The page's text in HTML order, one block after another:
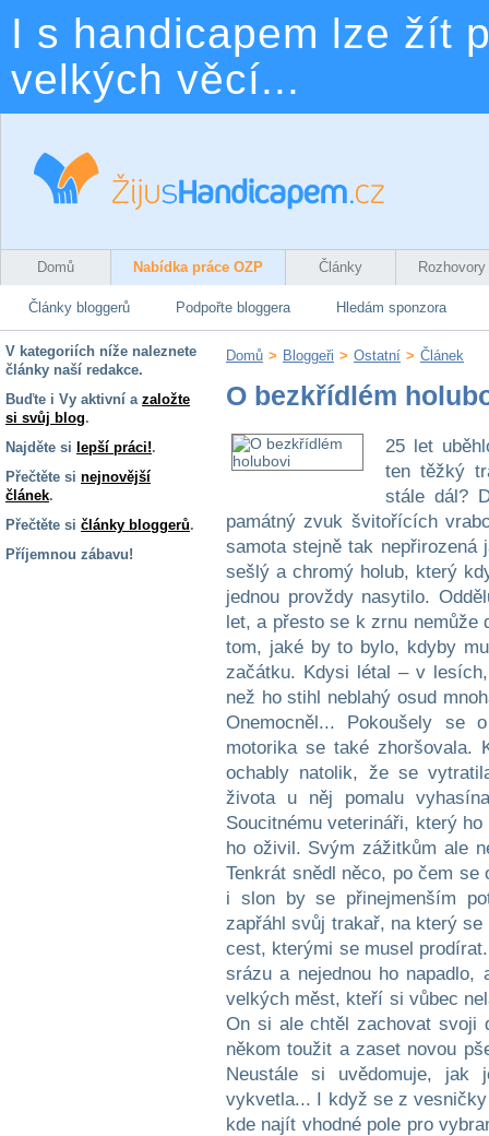
I s handicapem lze žít
velkých věcí...
Domů Nabídka práce OZP Články Rozhovory
Články bloggerů Podpořte bloggera Hledám sponzora
V kategoriích níže naleznete
články naší redakce.
Buďte i Vy aktivní a založte
si svůj blog.
Najděte si lepší práci!.
Přečtěte si nejnovější
článek.
Přečtěte si články bloggerů.
Příjemnou zábavu!
Domů > Bloggeři > Ostatní > Článek
O bezkřídlém
25 let
ten těžký
stále dál?
památný zvuk švitořících
samota stejně tak
sešlý a chromý holub, který
jednou provždy nasytilo.
let, a přesto se k zrnu nemůže
tom, jaké by to bylo, kdyby
začátku. Kdysi létal – v
než ho stihl neblahý osud
Onemocněl... Pokoušely
motorika se také
ochably natolik, že se
života u něj pomalu
Soucitnému veterináři, který
ho oživil. Svým zážitkům ale
Tenkrát snědl něco, po čem
i slon by se přinejmenším
zapřáhl svůj trakař, na který se
cest, kterými se musel
srázu a nejednou ho
velkých měst, kteří si vůbec
On si ale chtěl zachovat svoji
někom toužit a zaset novou
Neustále si uvědomuje,
vykvetla... I když se z
kde najít vhodné pole pro